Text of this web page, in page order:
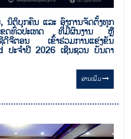
ນິຕິບຸກຄົນ ແລະ ອົງການຈັດຕັ້ງທຸກ
ຂດທົ່ວປະເທດ ທີ່ມີຜົນງານ ຫຼື
ຊີດີຈີຕອນ ເຂົ້າຮ່ວມການແຂ່ງຂັນ
ປະຈຳປີ 2026 ເຊີນຊວນ ບັນດາ
ອ່ານ​ເພີ່ມ